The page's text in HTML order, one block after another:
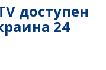
доступен
24